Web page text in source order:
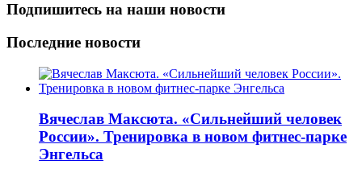
Подпишитесь на наши новости
Последние новости
Вячеслав Максюта. «Сильнейший человек
России». Тренировка в новом фитнес-парке
Энгельса